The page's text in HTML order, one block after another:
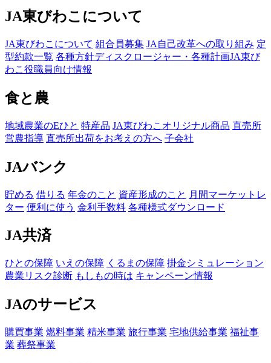
JA東びわこについて
JA東びわこについて 組合員募集 JA自己改革への取り組み 定
型約款一覧 各種方針ディスクロージャー・各種計画JA東び
わこ役職員向け情報
食と農
地域農業のEひと 特産品 JA東びわこオリジナル商品 直売所
営農指導 直売所出荷をお考えの方へ 子会社
JAバンク
貯める 借りる 年金のこと 資産形成のこと 月間マーケットレ
ター 便利に使う 金利手数料 各種様式ダウンロード
JA共済
ひとの保障 いえの保障 くるまの保障 掛金シミュレーション
農業リスク診断 もしもの時は キャンペーン情報
JAのサービス
購買事業 燃料事業 精米事業 旅行事業 宅地供給事業 福祉事
業 葬祭事業